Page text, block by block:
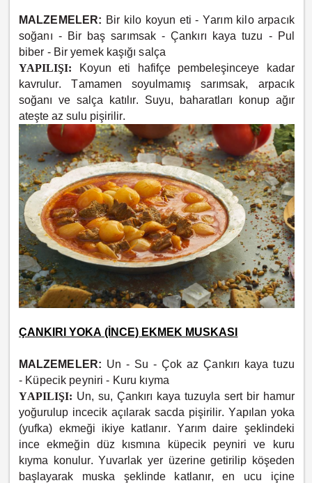
MALZEMELER: Bir kilo koyun eti -Yarım kilo arpacık
soğanı - Bir baş sarımsak -Çankırı kaya tuzu - Pul
biber - Bir yemek kaşığı salça
YAPILIŞI:
Koyun eti hafifçe pembeleşinceye kadar
kavrulur. Tamamen soyulmamış sarımsak, arpacık
soğanı ve salça katılır. Suyu, baharatları konup ağır
ateşte az sulu pişirilir.
ÇANKIRI YOKA (İNCE) EKMEK MUSKASI
MALZEMELER: Un - Su - Çok az Çankırı kaya tuzu
- Küpecik peyniri - Kuru kıyma
YAPILIŞI: Un, su, Çankırı kaya tuzuyla sert bir hamur
yoğurulup incecik açılarak sacda pişirilir. Yapılan yoka
(yufka) ekmeği ikiye katlanır. Yarım daire şeklindeki
ince ekmeğin düz kısmına küpecik peyniri ve kuru
kıyma konulur. Yuvarlak yer üzerine getirilip köşeden
başlayarak muska şeklinde katlanır, en ucu içine